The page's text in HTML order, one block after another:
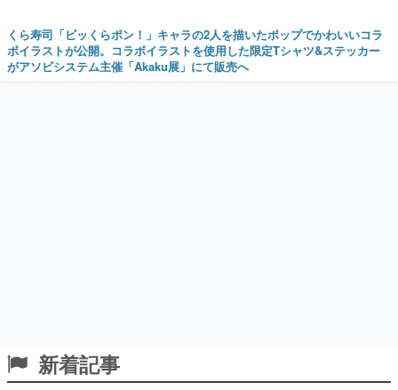
くら寿司「ビッくらポン！」キャラの2人を描いたポップでかわいいコラ
ボイラストが公開。コラボイラストを使用した限定Tシャツ&ステッカー
がアソビシステム主催「Akaku展」にて販売へ
新着記事